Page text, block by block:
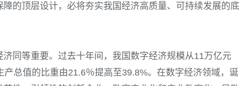
的顶层设计，必将夯实我国经济高质量、可持续发展的底
同等重要。过去十年间，我国数字经济规模从11万亿元
产总值的比重由21.6％提高至39.8%。在数字经济领域，诞